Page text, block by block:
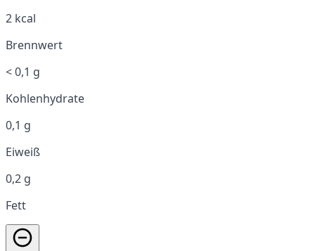
2 kcal
Brennwert
< 0,1 g
Kohlenhydrate
0,1 g
Eiweiß
0,2 g
Fett